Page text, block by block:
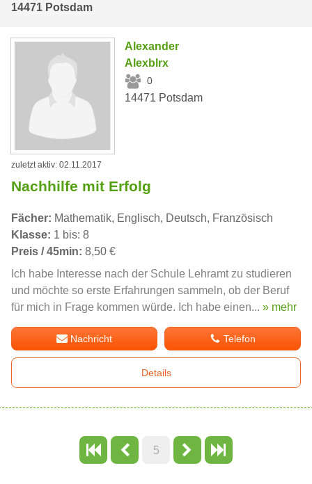
14471 Potsdam
Alexander
Alexblrx
0
14471 Potsdam
zuletzt aktiv: 02.11.2017
Nachhilfe mit Erfolg
Fächer: Mathematik, Englisch, Deutsch, Französisch
Klasse: 1 bis: 8
Preis / 45min: 8,50 €
Ich habe Interesse nach der Schule Lehramt zu studieren
und möchte so erste Erfahrungen sammeln, ob der Beruf
für mich in Frage kommen würde. Ich habe einen... » mehr
Nachricht Telefon
Details
5